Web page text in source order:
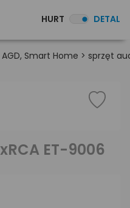
HURT DETAL
Smart Home > sprzęt
ET-9006